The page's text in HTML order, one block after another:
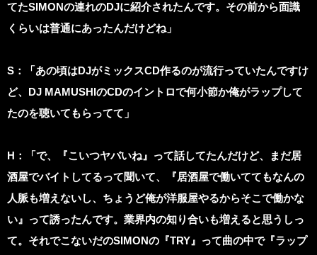
てたSIMONの連れのDJに紹介されたんです。その前から面識
くらいは普通にあったんだけどね」
S ：「あの頃はDJがミックスCD作るのが流行っていたんですけ
ど、DJ MAMUSHIのCDのイントロで何小節か俺がラップして
たのを聴いてもらってて」
H ：「で、『こいつヤバいね』って話してたんだけど、まだ居
酒屋でバイトしてるって聞いて、『居酒屋で働いててもなんの
人脈も増えないし、ちょうど俺が洋服屋やるからそこで働かな
い』って誘ったんです。業界内の知り合いも増えると思うしっ
て。それでこないだのSIMONの『TRY』って曲の中で『ラップ